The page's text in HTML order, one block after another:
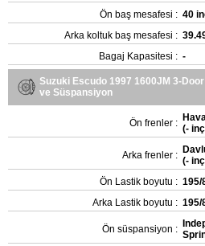
Ön baş mesafesi : 40
Arka koltuk baş mesafesi :
Bagaj Kapasitesi : -
Suzuki Escudo 1997 1600JM 3-
ve Süspansiyon
Ön frenler : (- inç
Arka frenler : (- inç
Ön Lastik boyutu : 195/
Arka Lastik boyutu : 195/
Ön süspansiyon :